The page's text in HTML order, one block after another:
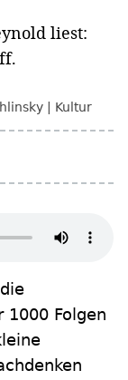
liest:
Kultur
Folgen